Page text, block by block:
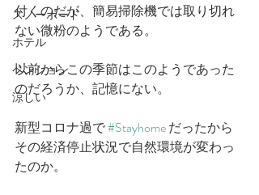
スノーボード
ホテル
ペンション
涼しい
付くのだが、簡易掃除機では取り切れ
ない微粉のようである。
以前からこの季節はこのようであった
のだろうか、記憶にない。
新型コロナ過で #Stayhome だったから
その経済停止状況で自然環境が変わっ
たのか。